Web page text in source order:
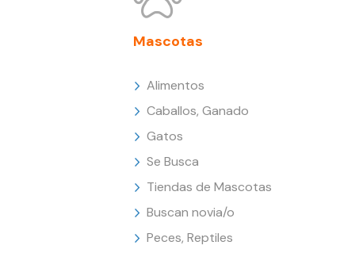
Mascotas
Alimentos
Caballos, Ganado
Gatos
Se Busca
Tiendas de Mascotas
Buscan novia/o
Peces, Reptiles